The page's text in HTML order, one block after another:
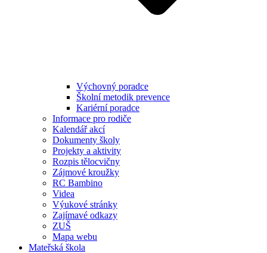
Výchovný poradce
Školní metodik prevence
Kariérní poradce
Informace pro rodiče
Kalendář akcí
Dokumenty školy
Projekty a aktivity
Rozpis tělocvičny
Zájmové kroužky
RC Bambino
Videa
Výukové stránky
Zajímavé odkazy
ZUŠ
Mapa webu
Mateřská škola